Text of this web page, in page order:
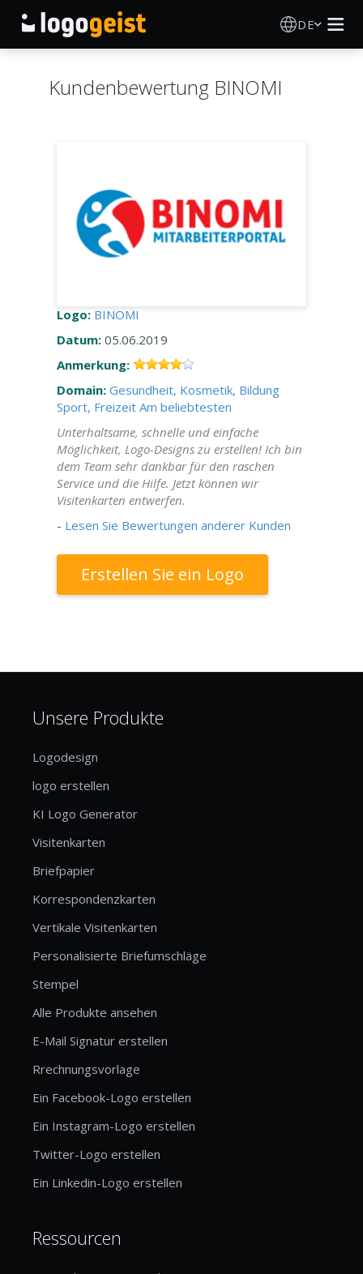
DE
Druckprodukte
Kundenbewertung BINOMI
Logo: BINOMI
Datum: 05.06.2019
Anmerkung:
Domain: Gesundheit, Kosmetik, Bildung
Sport, Freizeit Am beliebtesten
Unterhaltsame, schnelle und einfache
Möglichkeit, Logo-Designs zu erstellen! Ich bin
dem Team sehr dankbar für den raschen
Service und die Hilfe. Jetzt können wir
Visitenkarten entwerfen.
- Lesen Sie Bewertungen anderer Kunden
Erstellen Sie ein Logo
Unsere Produkte
Logodesign
logo erstellen
KI Logo Generator
Visitenkarten
Briefpapier
Korrespondenzkarten
Vertikale Visitenkarten
Personalisierte Briefumschläge
Stempel
Alle Produkte ansehen
E-Mail Signatur erstellen
Rrechnungsvorlage
Ein Facebook-Logo erstellen
Ein Instagram-Logo erstellen
Twitter-Logo erstellen
Ein Linkedin-Logo erstellen
Ressourcen